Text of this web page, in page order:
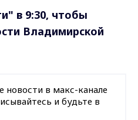
в 9:30, чтобы
Владимирской
новости в макс-канале
и будьте в